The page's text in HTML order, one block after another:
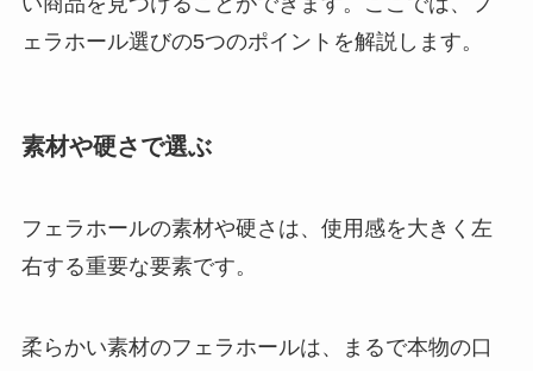
ェラホール選びの5つのポイントを解説します。
素材や硬さで選ぶ
フェラホールの素材や硬さは、使用感を大きく左
右する重要な要素です。
柔らかい素材のフェラホールは、まるで本物の口